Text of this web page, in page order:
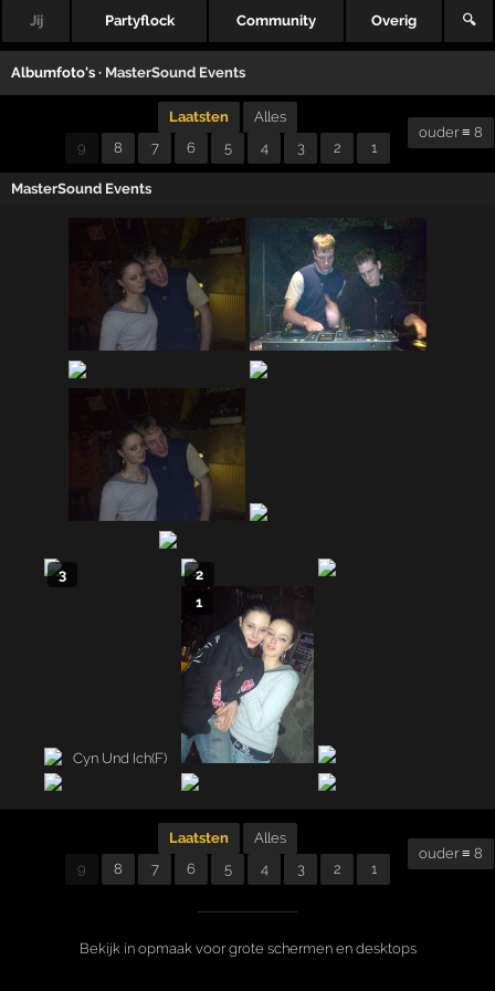
Jij Partyflock Community Overig 🔍
Albumfoto's · MasterSound Events
Laatsten
Alles
9
8 7 6 5 4 3 2 1
ouder ≡ 8
MasterSound Events
3
2
1
Laatsten
Alles
9
8 7 6 5 4 3 2 1
ouder ≡ 8
Bekijk in opmaak voor grote schermen en desktops